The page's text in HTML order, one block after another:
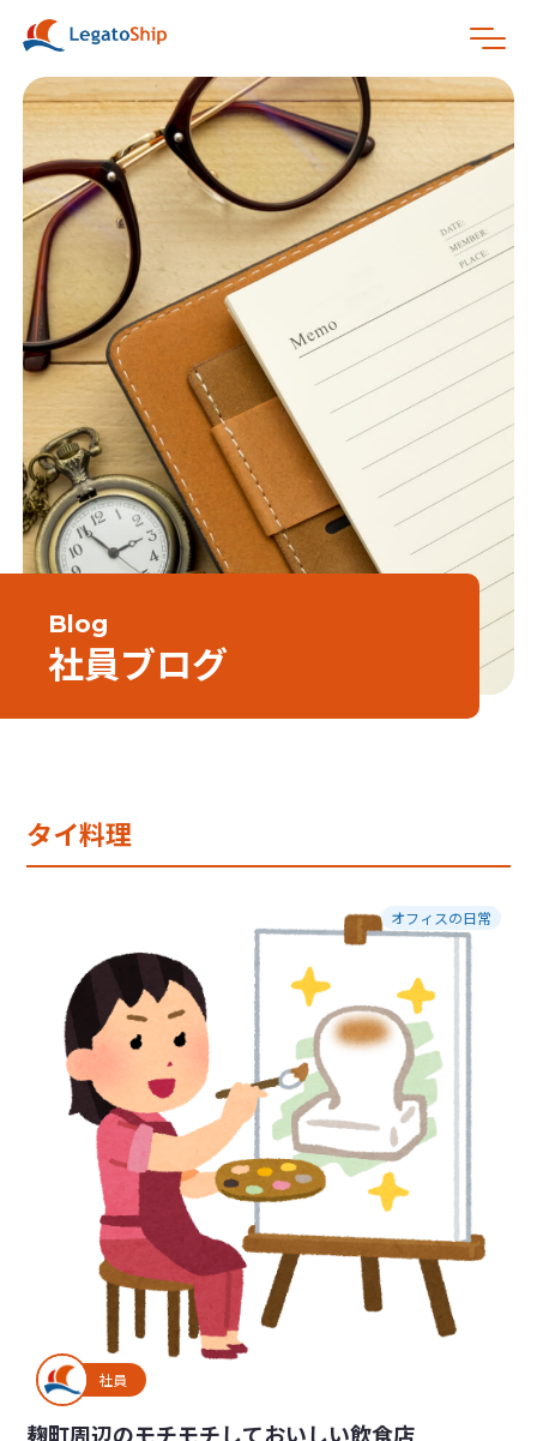
Blog
社員ブログ
タイ料理
オフィスの日常
社員
麹町周辺のモチモチしておいしい飲食店